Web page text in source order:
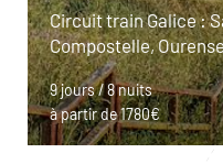
Circuit train Galice :
Compostelle,
9 jours / 8 nuits
à partir de 1780€